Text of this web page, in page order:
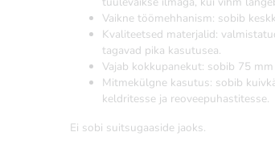
Vaikne töömehhanism: sobib
Kvaliteetsed materjalid:
tagavad pika kasutusea.
Vajab kokkupanekut: sobib 75
Mitmekülgne kasutus: sobib
keldritesse ja reoveepuhastitesse.
Ei sobi suitsugaaside jaoks.